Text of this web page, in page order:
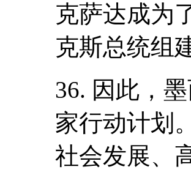
克萨达成为
克斯总统组
36. 因此，
家行动计划
社会发展、